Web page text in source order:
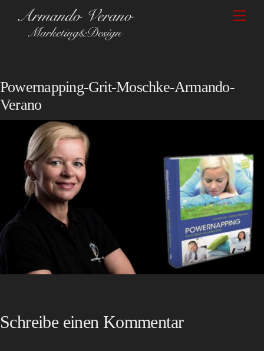
content
Powernapping-Grit-Moschke-Armando-
Verano
Schreibe einen Kommentar